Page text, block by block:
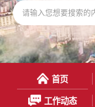
首页
工作动态